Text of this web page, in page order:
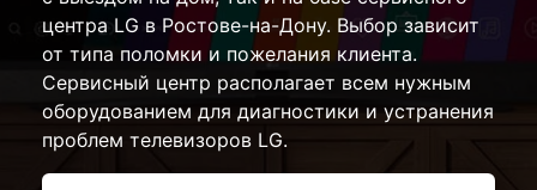
центра LG в Ростове-на-Дону. Выбор зависит
от типа поломки и пожелания клиента.
Сервисный центр располагает всем нужным
оборудованием для диагностики и устранения
проблем телевизоров LG.